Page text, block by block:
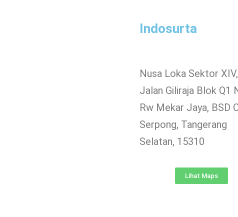
Indosurta
Nusa Loka Sektor
Jalan Giliraja Blok Q1
Rw Mekar Jaya, BSD
Serpong, Tangerang
Selatan, 15310
Lihat Maps